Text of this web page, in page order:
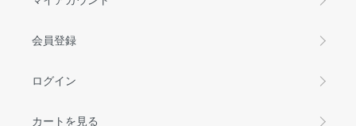
会員登録
ログイン
カートを見る